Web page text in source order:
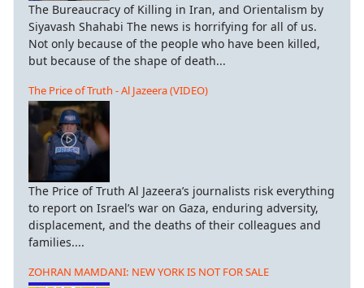
The Bureaucracy of Killing in Iran, and Orientalism by
Siyavash Shahabi The news is horrifying for all of us.
Not only because of the people who have been killed,
but because of the shape of death...
The Price of Truth - Al Jazeera (VIDEO)
The Price of Truth Al Jazeera’s journalists risk everything
to report on Israel’s war on Gaza, enduring adversity,
displacement, and the deaths of their colleagues and
families....
ZOHRAN MAMDANI: NEW YORK IS NOT FOR SALE